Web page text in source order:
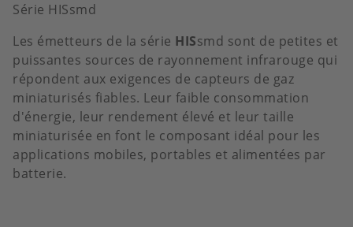
Série HISsmd
Les émetteurs de la série HISsmd sont de petites et
puissantes sources de rayonnement infrarouge qui
répondent aux exigences de capteurs de gaz
miniaturisés fiables. Leur faible consommation
d'énergie, leur rendement élevé et leur taille
miniaturisée en font le composant idéal pour les
applications mobiles, portables et alimentées par
batterie.